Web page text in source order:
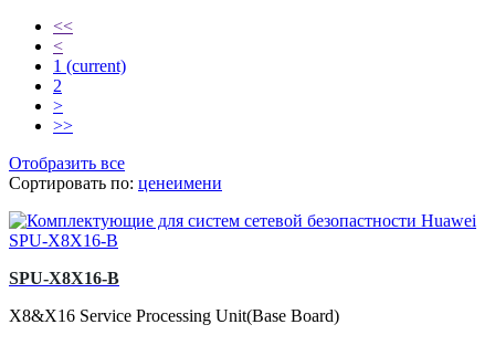
<<
<
1 (current)
2
>
>>
Отобразить все
Сортировать по: ценеимени
SPU-X8X16-B
X8&X16 Service Processing Unit(Base Board)